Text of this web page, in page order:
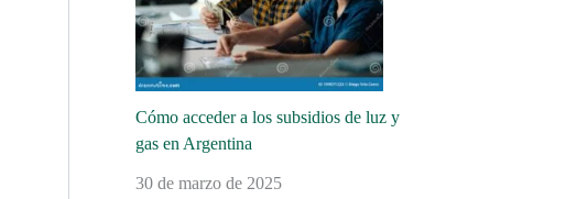
Cómo acceder a los subsidios de luz y
gas en Argentina
30 de marzo de 2025